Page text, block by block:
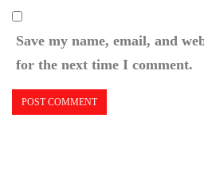
Save my name, email, and
for the next time I comment.